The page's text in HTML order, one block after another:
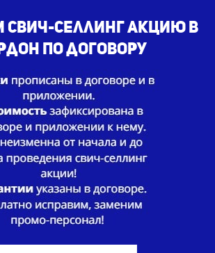
свич-селлинг акцию в
по договору